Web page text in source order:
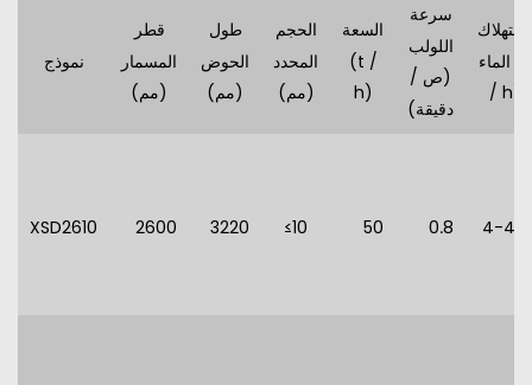
نموذج
قطر
المسمار
(مم)
طول
الحوض
(مم)
الحجم
المحدد
(مم)
السعة
(t /
h)
سرعة
اللولب
(ص /
دقيقة)
استهلاك
الماء (t
/ h)
XSD2610 2600 3220 ≤10 50 0.8 4-4.5